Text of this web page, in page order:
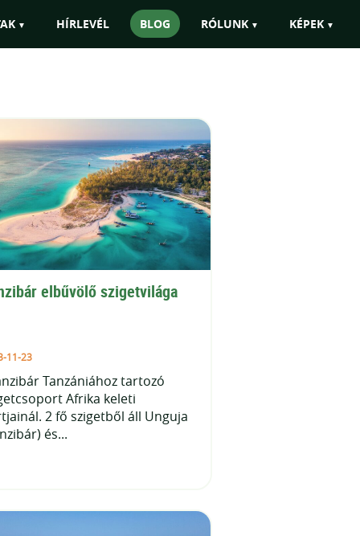
HÍRLEVÉL BLOG RÓLUNK KÉPEK
európai átszállással is szervezni!"
elbűvölő szigetvilága
11-23
Tanzániához tartozó
Afrika keleti
2 fő szigetből áll Unguja
és...